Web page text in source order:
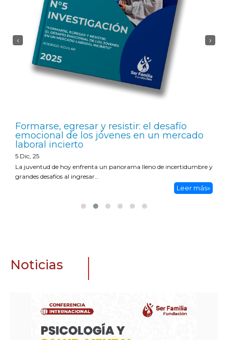
Formarse, egresar y resistir: el desafío
emocional de los jóvenes en un mercado
laboral incierto
5 Dic, 25
La juventud de hoy enfrenta un panorama lleno de incertidumbre y
grandes desafíos al ingresar…
Leer más»
‹ ›
Noticias